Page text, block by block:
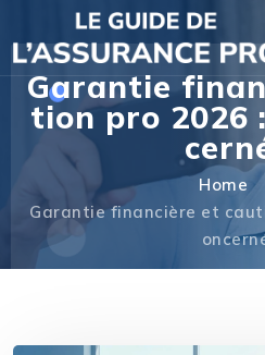
Garantie
tion pro 2026
Home
Garantie financière et